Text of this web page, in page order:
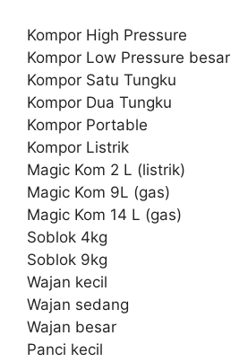
Kompor High Pressure
Kompor Low Pressure besar
Kompor Satu Tungku
Kompor Dua Tungku
Kompor Portable
Kompor Listrik
Magic Kom 2 L (listrik)
Magic Kom 9L (gas)
Magic Kom 14 L (gas)
Soblok 4kg
Soblok 9kg
Wajan kecil
Wajan sedang
Wajan besar
Panci kecil